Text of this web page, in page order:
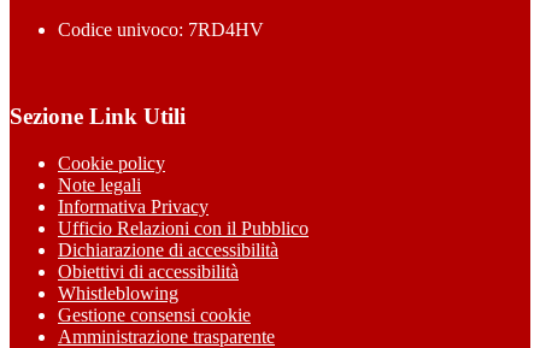
Codice univoco: 7RD4HV
Sezione Link Utili
Cookie policy
Note legali
Informativa Privacy
Ufficio Relazioni con il Pubblico
Dichiarazione di accessibilità
Obiettivi di accessibilità
Whistleblowing
Gestione consensi cookie
Amministrazione trasparente